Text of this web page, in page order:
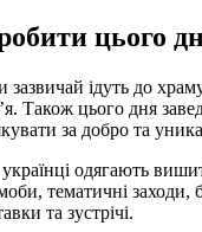
цього
зазвичай ідуть до
Також цього дня
за добро та
одягають
тематичні заходи,
та зустрічі.